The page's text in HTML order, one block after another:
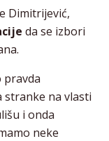
Dimitrijević,
da se izbori
pravda
stranke na vlasti
i onda
neke